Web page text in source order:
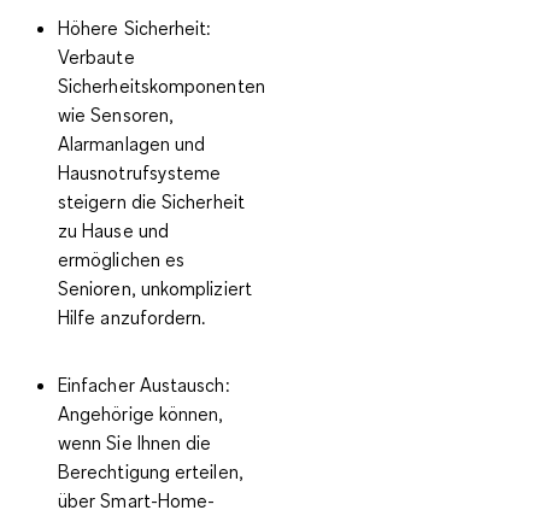
Höhere Sicherheit:
Verbaute
Sicherheitskomponenten
wie Sensoren,
Alarmanlagen und
Hausnotrufsysteme
steigern die Sicherheit
zu Hause und
ermöglichen es
Senioren, unkompliziert
Hilfe anzufordern.
Einfacher Austausch:
Angehörige können,
wenn Sie Ihnen die
Berechtigung erteilen,
über Smart-Home-